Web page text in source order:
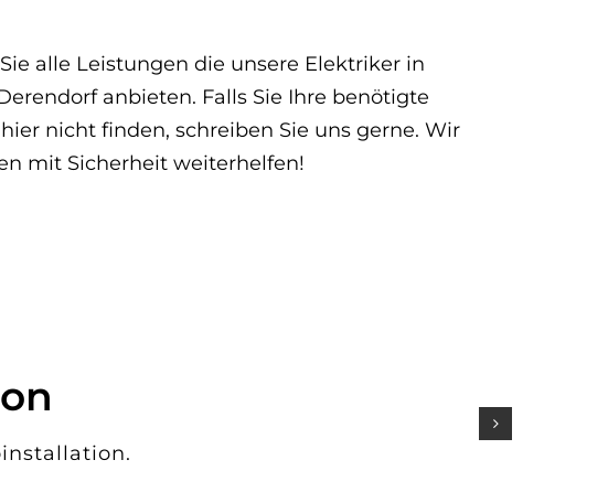
alle Leistungen die unsere Elektriker in
anbieten. Falls Sie Ihre benötigte
nicht finden, schreiben Sie uns gerne. Wir
mit Sicherheit weiterhelfen!